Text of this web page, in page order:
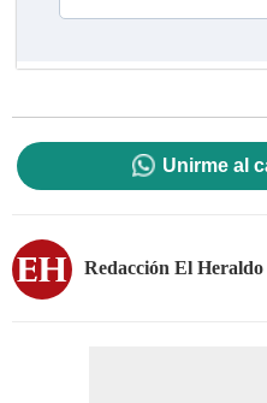
Unirme al
Redacción El Heraldo